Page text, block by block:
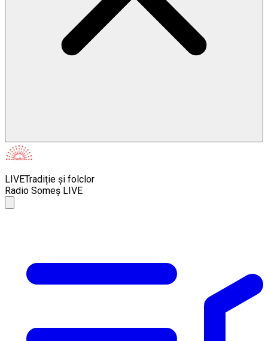
LIVETradiție și folclor
Radio Someș LIVE